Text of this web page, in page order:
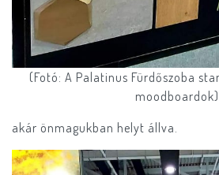
(Fotó: A Palatinus Fürdőszoba
moodboardok)
akár önmagukban helyt állva.